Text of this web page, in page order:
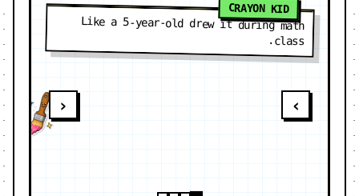
CRAYON KID
Like a 5-year-old drew it during math
class.
‹ ›